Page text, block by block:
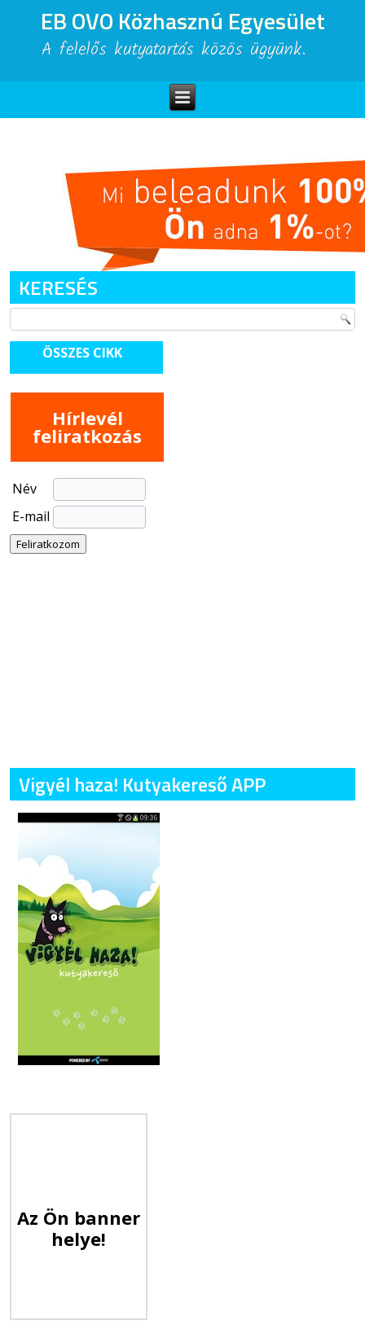
EB OVO Közhasznú Egyesület
A felelős kutyatartás közös ügyünk.
KERESÉS
ÖSSZES CIKK
Hírlevél
feliratkozás
Név
E-mail
Vigyél haza! Kutyakereső APP
Az Ön banner
helye!